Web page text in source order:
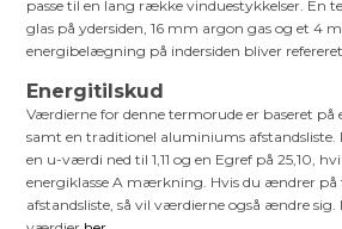
passe til en lang række vinduestykkelser. En
glas på ydersiden, 16 mm argon gas og et 4
energibelægning på indersiden bliver refereret
Energitilskud
Værdierne for denne termorude er baseret på
samt en traditionel aluminiums
en u-værdi ned til 1,11 og en Egref på 25,10,
energiklasse A mærkning. Hvis du ændrer på
afstandsliste, så vil værdierne også ændre